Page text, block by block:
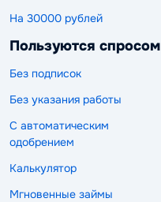
На 30000 рублей
Пользуются спросом
Без подписок
Без указания работы
С автоматическим
одобрением
Калькулятор
Мгновенные займы